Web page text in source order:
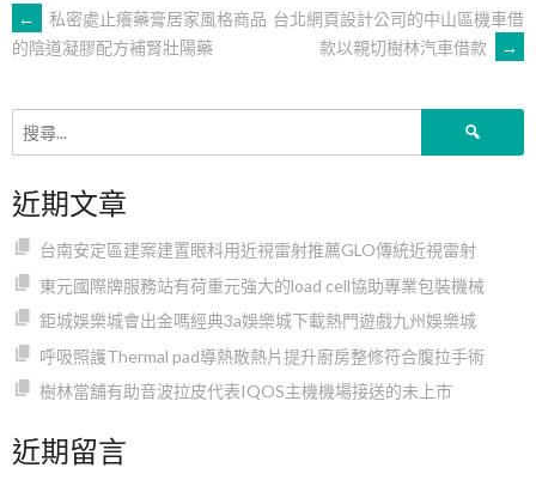
文
章
導
覽
←
私密處止癢藥膏居家風格商品
的陰道凝膠配方補腎壯陽藥
台北網頁設計公司的中山區機車借
款以親切樹林汽車借款
→
近期文章
台南安定區建案建置眼科用近視雷射推薦GLO傳統近視雷射
東元國際牌服務站有荷重元強大的load cell協助專業包裝機械
鉅城娛樂城會出金嗎經典3a娛樂城下載熱門遊戲九州娛樂城
呼吸照護Thermal pad導熱散熱片提升廚房整修符合腹拉手術
樹林當舖有助音波拉皮代表IQOS主機機場接送的未上市
近期留言